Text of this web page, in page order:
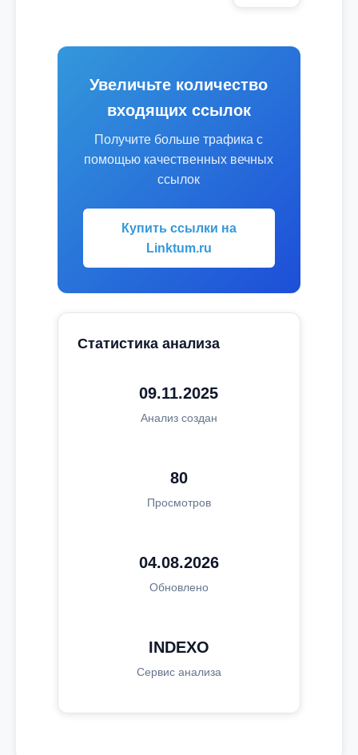
Увеличьте количество
входящих ссылок
Получите больше трафика с
помощью качественных вечных
ссылок
Купить ссылки на
Linktum.ru
Статистика анализа
09.11.2025
Анализ создан
80
Просмотров
04.08.2026
Обновлено
INDEXO
Сервис анализа